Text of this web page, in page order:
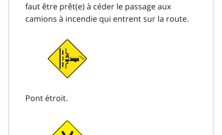
faut être prêt(e) à céder le passage aux
camions à incendie qui entrent sur la route.
Pont étroit.